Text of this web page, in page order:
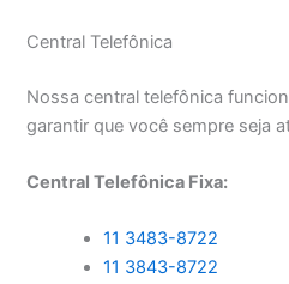
Central Telefônica
Nossa central telefônica
garantir que você sempre seja
Central Telefônica Fixa:
11 3483-8722
11 3843-8722